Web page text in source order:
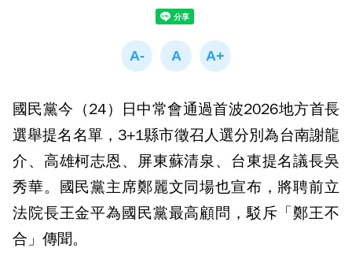
國民黨今（24）日中常會通過首波2026地方首長
選舉提名名單，3+1縣市徵召人選分別為台南謝龍
介、高雄柯志恩、屏東蘇清泉、台東提名議長吳
秀華。國民黨主席鄭麗文同場也宣布，將聘前立
法院長王金平為國民黨最高顧問，駁斥「鄭王不
合」傳聞。